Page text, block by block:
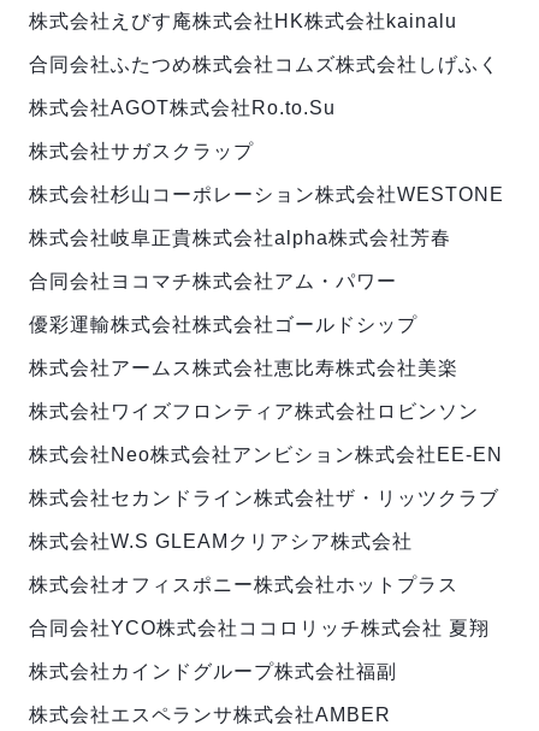
株式会社えびす庵株式会社HK株式会社kainalu
合同会社ふたつめ株式会社コムズ株式会社しげふく
株式会社AGOT株式会社Ro.to.Su
株式会社サガスクラップ
株式会社杉山コーポレーション株式会社WESTONE
株式会社岐阜正貴株式会社alpha株式会社芳春
合同会社ヨコマチ株式会社アム・パワー
優彩運輸株式会社株式会社ゴールドシップ
株式会社アームス株式会社恵比寿株式会社美楽
株式会社ワイズフロンティア株式会社ロビンソン
株式会社Neo株式会社アンビション株式会社EE-EN
株式会社セカンドライン株式会社ザ・リッツクラブ
株式会社W.S GLEAM クリアシア株式会社
株式会社オフィスポニー株式会社ホットプラス
合同会社YCO株式会社ココロリッチ株式会社 夏翔
株式会社カインドグループ株式会社福副
株式会社エスペランサ株式会社AMBER